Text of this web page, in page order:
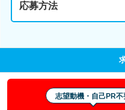
応募方法
志望動機・自己PR不